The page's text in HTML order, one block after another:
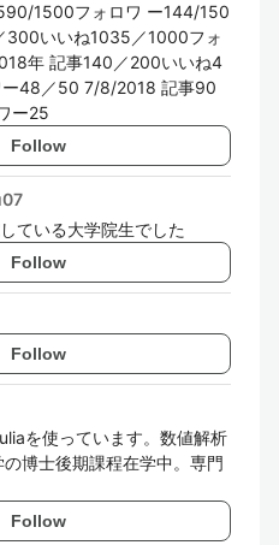
1500フォロワ ー144/150
300いいね1035／1000フォ
年 記事140／200いいね4
48／50 7/8/2018 記事90
ー25
Follow
ている大学院生でした
Follow
Follow
を使っています。数値解析
博士後期課程在学中。専門
Follow